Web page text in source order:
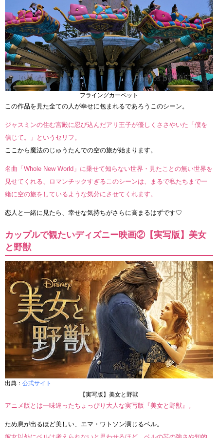
フライングカーペット
この作品を見た全ての人が幸せに包まれるであろうこのシーン。
ジャスミンの住む宮殿に忍び込んだアリ王子が優しくささやいた「僕を
信じて。」というセリフ。
ここから魔法のじゅうたんでの空の旅が始まります。
名曲「Whole New World」に乗せて知らない世界・見たことの無い世界を
見せてくれる、ロマンチックすぎるこのシーンは、まるで私たちまで一
緒に空の旅をしているような気分にさせてくれます。
恋人と一緒に見たら、幸せな気持ちがさらに高まるはずです♡
カップルで観たいディズニー映画②【実写版】美女
と野獣
出典： 公式サイト
【実写版】美女と野獣
アニメ版とは一味違ったちょっぴり大人な実写版『美女と野獣』。
ため息が出るほど美しい、エマ・ワトソン演じるベル。